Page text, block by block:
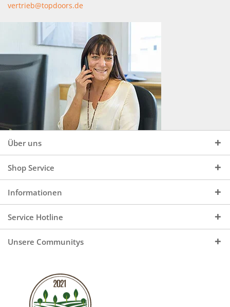
vertrieb@topdoors.de
Über uns
Shop Service
Informationen
Service Hotline
Unsere Communitys